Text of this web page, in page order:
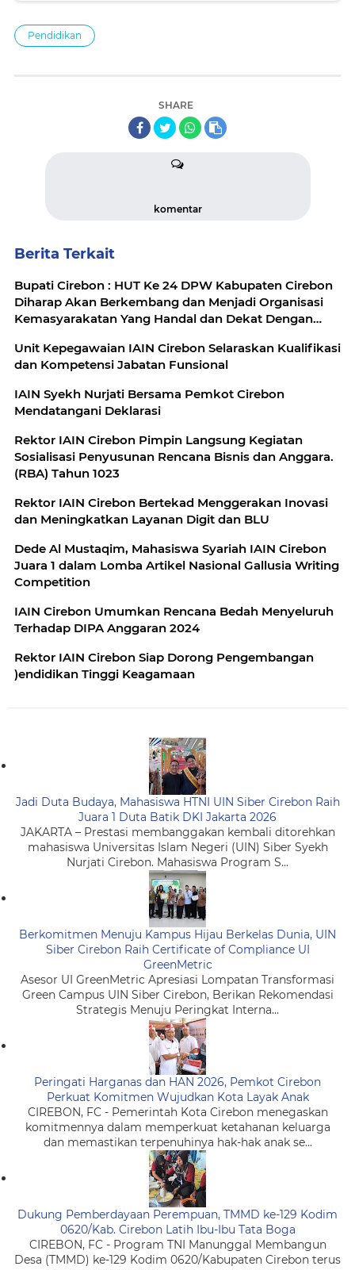
Pendidikan
SHARE
komentar
Berita Terkait
Bupati Cirebon : HUT Ke 24 DPW Kabupaten Cirebon
Diharap Akan Berkembang dan Menjadi Organisasi
Kemasyarakatan Yang Handal dan Dekat Dengan
Unit Kepegawaian IAIN Cirebon Selaraskan Kualifikasi
dan Kompetensi Jabatan Funsional
IAIN Syekh Nurjati Bersama Pemkot Cirebon
Mendatangani Deklarasi
Rektor IAIN Cirebon Pimpin Langsung Kegiatan
Sosialisasi Penyusunan Rencana Bisnis dan Anggara.
(RBA) Tahun 1023
Rektor IAIN Cirebon Bertekad Menggerakan Inovasi
dan Meningkatkan Layanan Digit dan BLU
Dede Al Mustaqim, Mahasiswa Syariah IAIN Cirebon
Juara 1 dalam Lomba Artikel Nasional Gallusia Writing
Competition
IAIN Cirebon Umumkan Rencana Bedah Menyeluruh
Terhadap DIPA Anggaran 2024
Rektor IAIN Cirebon Siap Dorong Pengembangan
)endidikan Tinggi Keagamaan
Jadi Duta Budaya, Mahasiswa HTNI UIN Siber Cirebon Raih
Juara 1 Duta Batik DKI Jakarta 2026
JAKARTA – Prestasi membanggakan kembali ditorehkan
mahasiswa Universitas Islam Negeri (UIN) Siber Syekh
Nurjati Cirebon. Mahasiswa Program S...
Berkomitmen Menuju Kampus Hijau Berkelas Dunia, UIN
Siber Cirebon Raih Certificate of Compliance UI
GreenMetric
Asesor UI GreenMetric Apresiasi Lompatan Transformasi
Green Campus UIN Siber Cirebon, Berikan Rekomendasi
Strategis Menuju Peringkat Interna...
Peringati Harganas dan HAN 2026, Pemkot Cirebon
Perkuat Komitmen Wujudkan Kota Layak Anak
CIREBON, FC - Pemerintah Kota Cirebon menegaskan
komitmennya dalam memperkuat ketahanan keluarga
dan memastikan terpenuhinya hak-hak anak se...
Dukung Pemberdayaan Perempuan, TMMD ke-129 Kodim
0620/Kab. Cirebon Latih Ibu-Ibu Tata Boga
CIREBON, FC - Program TNI Manunggal Membangun
Desa (TMMD) ke-129 Kodim 0620/Kabupaten Cirebon terus